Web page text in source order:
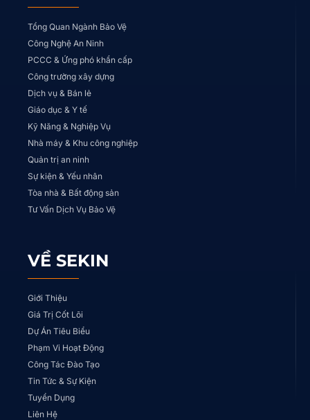
Tổng Quan Ngành Bảo Vệ
Công Nghệ An Ninh
PCCC & Ứng phó khẩn cấp
Công trường xây dựng
Dịch vụ & Bán lẻ
Giáo dục & Y tế
Kỹ Năng & Nghiệp Vụ
Nhà máy & Khu công nghiệp
Quản trị an ninh
Sự kiện & Yếu nhân
Tòa nhà & Bất động sản
Tư Vấn Dịch Vụ Bảo Vệ
VỀ SEKIN
Giới Thiệu
Giá Trị Cốt Lõi
Dự Án Tiêu Biểu
Phạm Vi Hoạt Động
Công Tác Đào Tạo
Tin Tức & Sự Kiện
Tuyển Dụng
Liên Hệ